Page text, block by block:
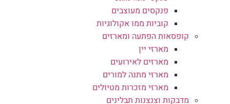
פנקסים מעוצבים
קוביות ממו אקולוגיות
קופסאות הפתעה ומארזים
מארזי יין
מארזים לאירועים
מארזי מתנה למורים
מארזי מזכרות מטיולים
מדבקות וצנצנות תבלינים